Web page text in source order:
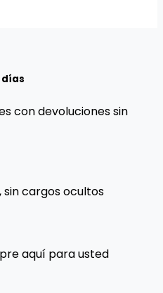
días
con devoluciones sin
sin cargos ocultos
aquí para usted